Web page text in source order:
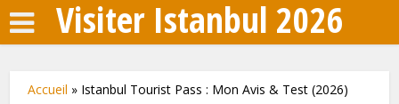
Visiter Istanbul 2026
Accueil » Istanbul Tourist Pass : Mon Avis & Test (2026)